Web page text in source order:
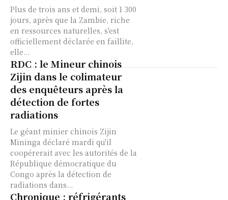
Plus de trois ans et demi, soit 1 300
jours, après que la Zambie, riche
en ressources naturelles, s'est
officiellement déclarée en faillite,
elle...
RDC : le Mineur chinois
Zijin dans le colimateur
des enquêteurs après la
détection de fortes
radiations
Le géant minier chinois Zijin
Mininga déclaré mardi qu'il
coopérerait avec les autorités de la
République démocratique du
Congo après la détection de
radiations dans...
Chronique : réfrigérants